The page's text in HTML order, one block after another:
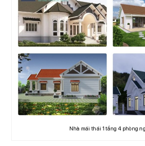
Nhà mái thái 1 tầng 4 phòng